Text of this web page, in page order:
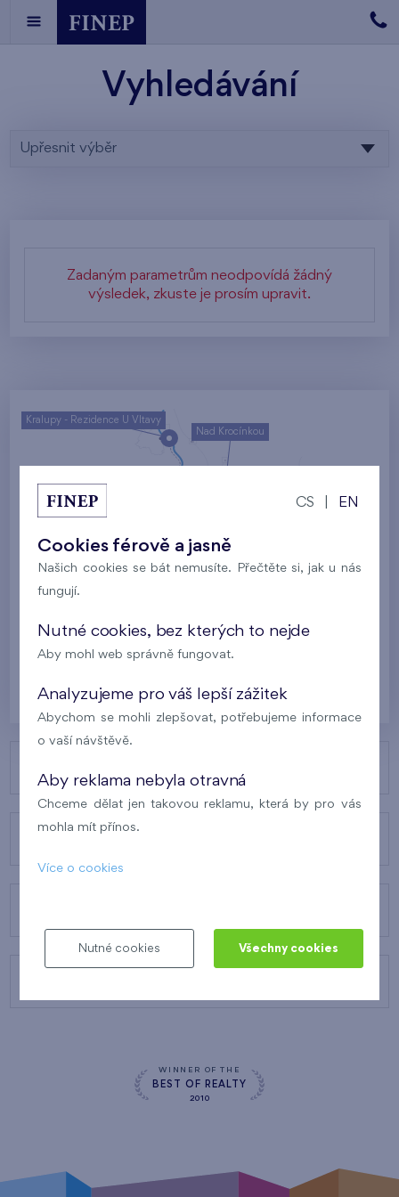
Vyhledávání
Upřesnit výběr
Zadaným parametrům neodpovídá žádný
výsledek, zkuste je prosím upravit.
Nad Krocínkou
Rodinné domy Britská čtvrť
Britská čtvrť
Kralupy - Rezidence U Vltavy
O FINEPU
WINNER OF THE
BEST OF REALTY
2010
CS EN
Cookies férově a jasně
Našich cookies se bát nemusíte. Přečtěte si, jak u nás
fungují.
Nutné cookies, bez kterých to nejde
Aby mohl web správně fungovat.
Analyzujeme pro váš lepší zážitek
Abychom se mohli zlepšovat, potřebujeme informace
o vaší návštěvě.
Aby reklama nebyla otravná
Chceme dělat jen takovou reklamu, která by pro vás
mohla mít přínos.
Více o cookies
Nutné cookies Všechny cookies